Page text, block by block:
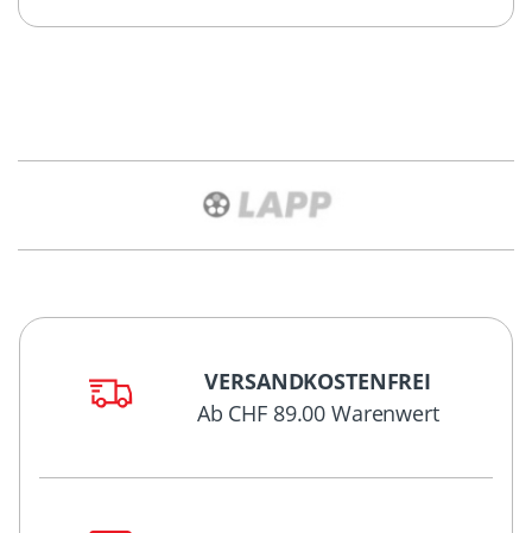
VERSANDKOSTENFREI
Ab CHF 89.00 Warenwert